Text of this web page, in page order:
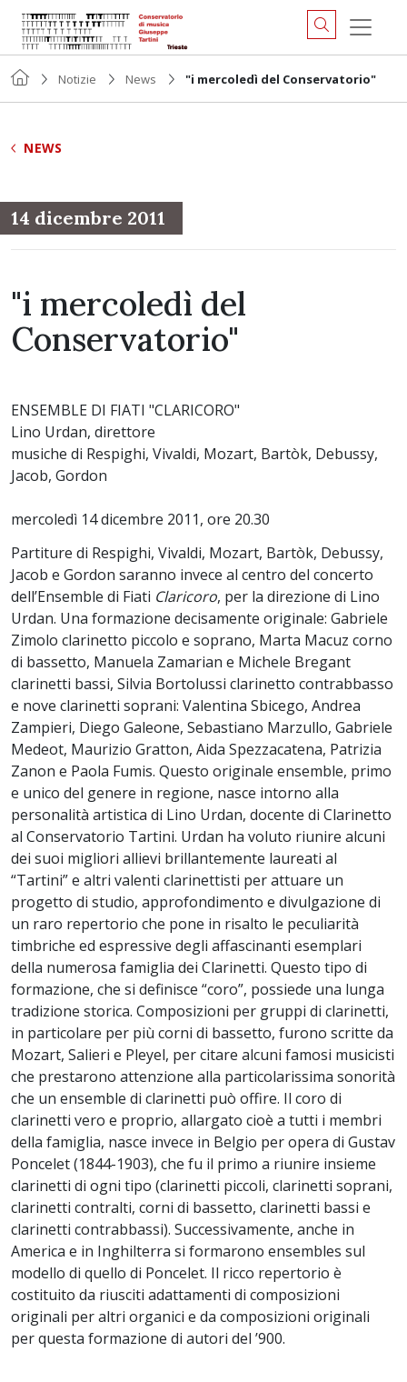
Notizie News "i mercoledì del Conservatorio"
NEWS
14 dicembre 2011
"i mercoledì del
Conservatorio"
ENSEMBLE DI FIATI "CLARICORO"
Lino Urdan, direttore
musiche di Respighi, Vivaldi, Mozart, Bartòk, Debussy,
Jacob, Gordon
mercoledì 14 dicembre 2011, ore 20.30
Partiture di Respighi, Vivaldi, Mozart, Bartòk, Debussy,
Jacob e Gordon saranno invece al centro del concerto
dell’Ensemble di Fiati Claricoro, per la direzione di Lino
Urdan. Una formazione decisamente originale: Gabriele
Zimolo clarinetto piccolo e soprano, Marta Macuz corno
di bassetto, Manuela Zamarian e Michele Bregant
clarinetti bassi, Silvia Bortolussi clarinetto contrabbasso
e nove clarinetti soprani: Valentina Sbicego, Andrea
Zampieri, Diego Galeone, Sebastiano Marzullo, Gabriele
Medeot, Maurizio Gratton, Aida Spezzacatena, Patrizia
Zanon e Paola Fumis. Questo originale ensemble, primo
e unico del genere in regione, nasce intorno alla
personalità artistica di Lino Urdan, docente di Clarinetto
al Conservatorio Tartini. Urdan ha voluto riunire alcuni
dei suoi migliori allievi brillantemente laureati al
“Tartini” e altri valenti clarinettisti per attuare un
progetto di studio, approfondimento e divulgazione di
un raro repertorio che pone in risalto le peculiarità
timbriche ed espressive degli affascinanti esemplari
della numerosa famiglia dei Clarinetti. Questo tipo di
formazione, che si definisce “coro”, possiede una lunga
tradizione storica. Composizioni per gruppi di clarinetti,
in particolare per più corni di bassetto, furono scritte da
Mozart, Salieri e Pleyel, per citare alcuni famosi musicisti
che prestarono attenzione alla particolarissima sonorità
che un ensemble di clarinetti può offire. Il coro di
clarinetti vero e proprio, allargato cioè a tutti i membri
della famiglia, nasce invece in Belgio per opera di Gustav
Poncelet (1844-1903), che fu il primo a riunire insieme
clarinetti di ogni tipo (clarinetti piccoli, clarinetti soprani,
clarinetti contralti, corni di bassetto, clarinetti bassi e
clarinetti contrabbassi). Successivamente, anche in
America e in Inghilterra si formarono ensembles sul
modello di quello di Poncelet. Il ricco repertorio è
costituito da riusciti adattamenti di composizioni
originali per altri organici e da composizioni originali
per questa formazione di autori del ’900.